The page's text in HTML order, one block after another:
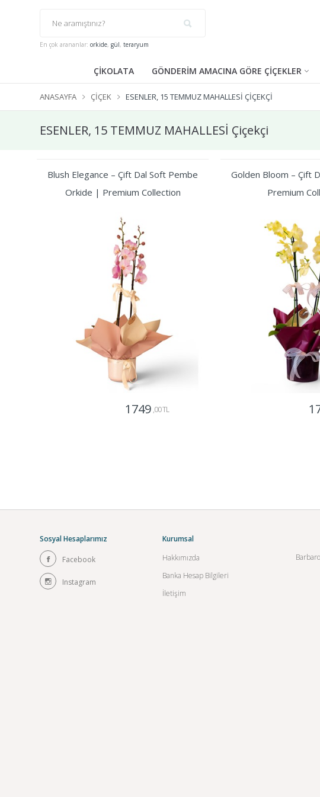
En çok arananlar: orkide, gül, teraryum
ÇİKOLATA GÖNDERİM AMACINA GÖRE ÇİÇEKLER
ANASAYFA ÇIÇEK ESENLER, 15 TEMMUZ MAHALLESİ ÇIÇEKÇI
ESENLER, 15 TEMMUZ MAHALLESİ Çiçekçi
Blush Elegance – Çift Dal Soft Pembe
Orkide | Premium Collection
1749 ,00 TL
Golden Bloom – Çift
Premium
Sosyal Hesaplarımız
Facebook
Instagram
Kurumsal
Hakkımızda
Banka Hesap Bilgileri
İletişim